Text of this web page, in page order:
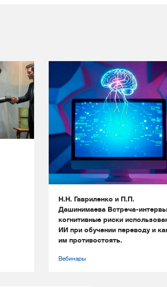
Н.Н. Гавриленко и П.П.
Дашинимаева Встреча-
когнитивные риски
ИИ при обучении переводу и
им противостоять.
Вебинары